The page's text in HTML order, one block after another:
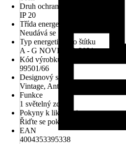
Druh ochrany
IP 20
Třída energetické náročnosti
Neudává se
Typ energetického štítku
A - G NOVINKA 2021
Kód výrobku
99501/66
Designový styl
Vintage, Antický
Funkce
1 světelný zdroj
Pokyny k likvidaci
Řiďte se pokyny pro likvidaci
EAN
4004353395338